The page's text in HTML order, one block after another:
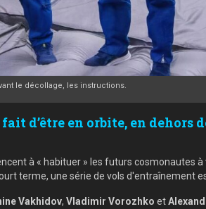
le décollage, les instructions.
d’être en orbite, en
à « habituer » les futurs cosmonautes
terme, une série de vols d'entraînement
Vakhidov, Vladimir Vorozhko et